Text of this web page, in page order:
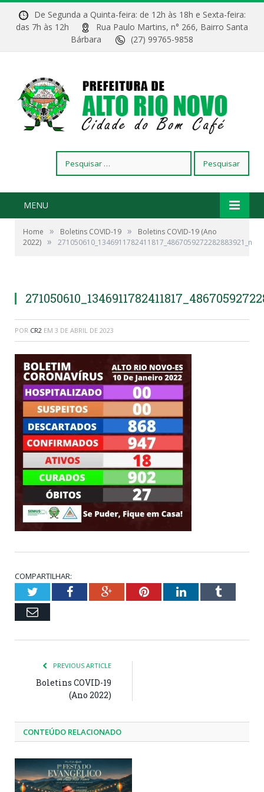
De Segunda a Quinta-feira: de 12h às 18h e Sexta-feira:
das 7h às 12h
Rua Paulo Martins, n° 266, Bairro Santa
Bárbara
(27) 99765-9858
por:
MENU
Home » Boletins COVID-19 »
Boletins COVID-19 (Ano
2022) » 271050610_1346911782411817_4867059272282883921_n
POR CR2 EM 3 DE ABRIL DE 2023
COMPARTILHAR:
TwitterFacebookGoogle+PinterestLinkedInTumblr
Email
PREVIOUS ARTICLE
Boletins COVID-19
(Ano 2022)
CONTEÚDO RELACIONADO